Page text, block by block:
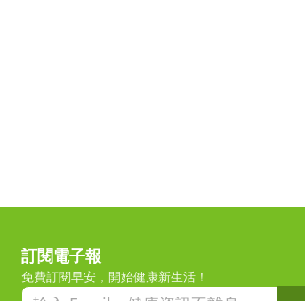
訂閱電子報
免費訂閱早安，開始健康新生活！